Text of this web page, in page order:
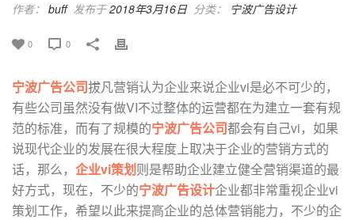
作者： buff 发布于2018年3月16日 分类： 宁波广告设计
0 0
宁波广告公司拔凡营销认为企业来说企业vi是必不可少的，
有些公司虽然没有做VI不过整体的运营都在为建立一套有规
范的标准，而有了规模的宁波广告公司都会有自己vi，如果
说现代企业的发展在很大程度上取决于企业的营销方式的
话，那么， 企业vi策划则是帮助企业建立健全营销渠道的最
好方式，现在，不少的宁波广告设计企业都非常重视企业vi
策划工作，希望以此来提高企业的总体营销能力，不少的企